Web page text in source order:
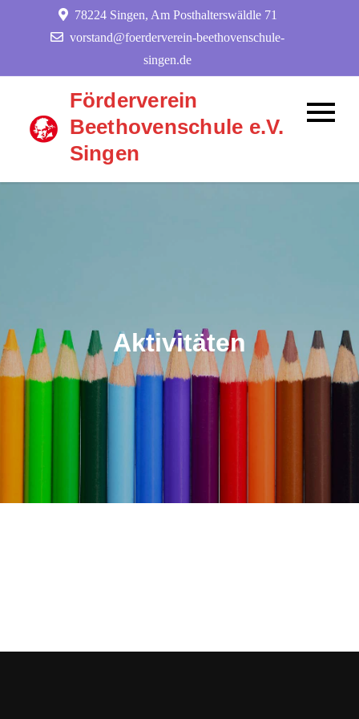
78224 Singen, Am Posthalterswäldle 71
vorstand@foerderverein-beethovenschule-
singen.de
Förderverein
Beethovenschule e.V.
Singen
Aktivitäten